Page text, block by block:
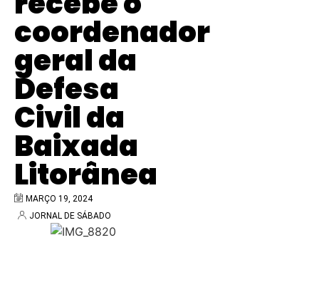
coordenador
geral da
Defesa
Civil da
Baixada
Litorânea
MARÇO 19, 2024
JORNAL DE SÁBADO